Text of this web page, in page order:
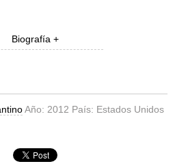
Biografía +
Año: 2012 País: Estados Unidos